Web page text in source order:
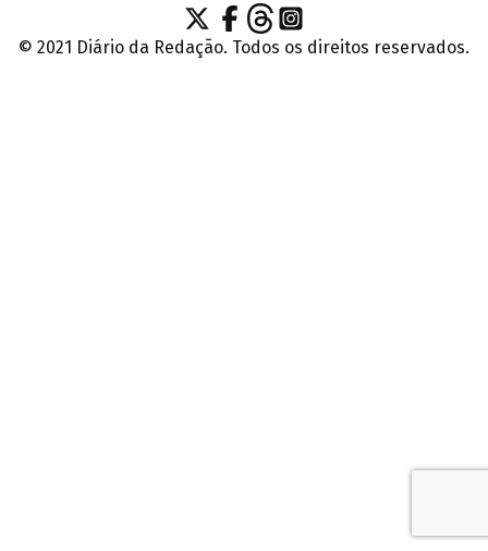
© 2021 Diário da Redação. Todos os direitos reservados.